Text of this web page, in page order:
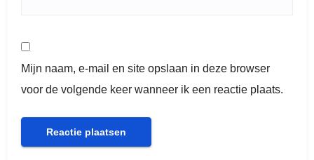
Mijn naam, e-mail en site opslaan in deze browser
voor de volgende keer wanneer ik een reactie plaats.